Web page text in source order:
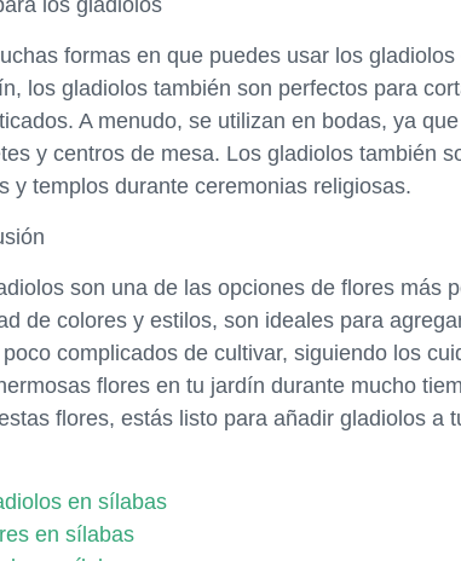
los gladiolos
formas en que puedes usar los
los gladiolos también son perfectos para
A menudo, se utilizan en bodas, ya
y centros de mesa. Los gladiolos también
y templos durante ceremonias religiosas.
son una de las opciones de flores más
de colores y estilos, son ideales para
complicados de cultivar, siguiendo los
flores en tu jardín durante mucho
flores, estás listo para añadir gladiolos a
en sílabas
en sílabas